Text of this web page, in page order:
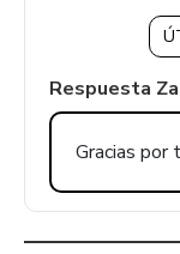
Respuesta
Gracias por